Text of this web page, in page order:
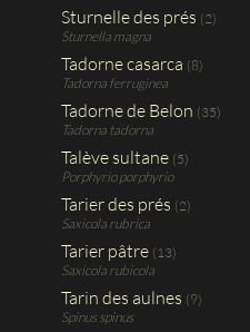
Sturnelle des prés (2)
Sturnella magna
Tadorne casarca (8)
Tadorna ferruginea
Tadorne de Belon (35)
Tadorna tadorna
Talève sultane (5)
Porphyrio porphyrio
Tarier des prés (2)
Saxicola rubrica
Tarier pâtre (13)
Saxicola rubicola
Tarin des aulnes (9)
Spinus spinus